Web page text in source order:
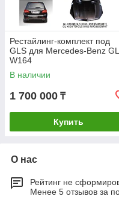
Рестайлинг-комплект под
GLS для Mercedes-Benz GL
W164
В наличии
1 700 000 ₸
Купить
О нас
Рейтинг не
Менее 5 отзывов за